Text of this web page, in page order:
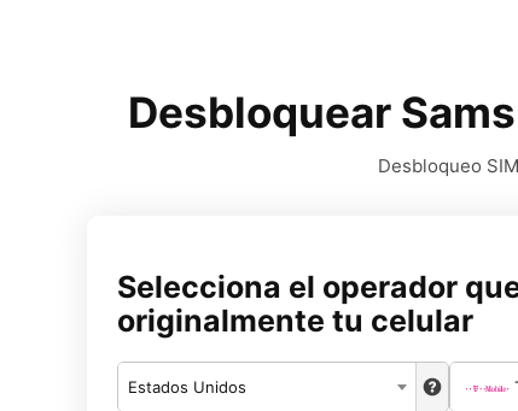
Desbloquear
Desbloqueo
Selecciona el operador
originalmente tu celular
Estados Unidos